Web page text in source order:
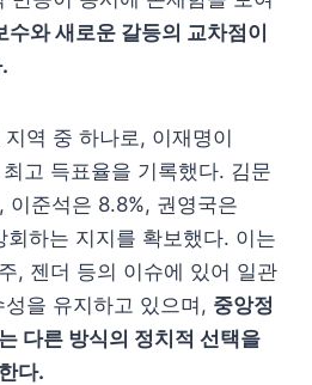
수와 새로운 갈등의 교차점이
역 중 하나로, 이재명이
고 득표율을 기록했다. 김문
이준석은 8.8%, 권영국은
회하는 지지를 확보했다. 이는
, 젠더 등의 이슈에 있어 일관
을 유지하고 있으며, 중앙정
다른 방식의 정치적 선택을
다.